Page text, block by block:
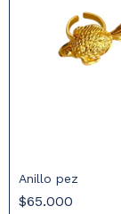
Anillo pez
$65.000